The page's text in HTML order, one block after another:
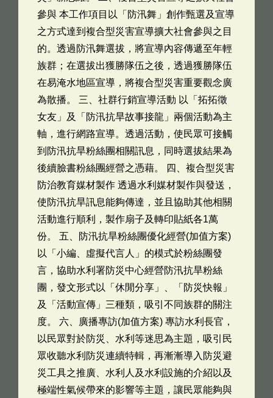
參與 本工作項目以「防汛舞」創作甄選及宣導
之方式達到複合型災害宣導擴大社會參與之目
的。透過防汛舞選拔，將宣導內容傳遞至年輕
族群；在選拔出獲勝隊伍之後，透過獲勝隊伍
在易淹水地區宣導，將複合型災害重要觀念廣
為散播。 三、社群行銷宣導活動 以「拓拓徵
女友」及「防汛抗旱故事接龍」兩個活動為主
軸，進行網路宣導。透過活動，使民眾可接觸
到防汛抗旱粉絲團相關訊息，同時選拔結果為
後續臉書粉絲團經營之憑藉。 四、複合型災害
防治教育媒材製作 透過水利媒材製作與發送，
使防汛抗旱訊息能夠傳達，並且協助其他相關
活動進行順利，製作扇子及轉印貼紙各1萬
份。 五、防汛抗旱粉絲團優化經營(加值方案)
以「小編、虛擬代言人」的模式於粉絲團發
言，協助水利署防災中心經營防汛抗旱粉絲
團，發文形式以「休閒分享」、「防災快報」
及「活動宣傳」三種類，吸引不同族群的關注
度。 六、廣播專訪(加值方案) 專訪水利長官，
以民眾對於防災、水利等迷思為主題，吸引民
眾收聽水利防災連續特輯，再漸漸導入防災避
災工具之推廣、水利人及水利設施的介紹以及
極端性氣候帶來的影響等主題，讓民眾能夠與